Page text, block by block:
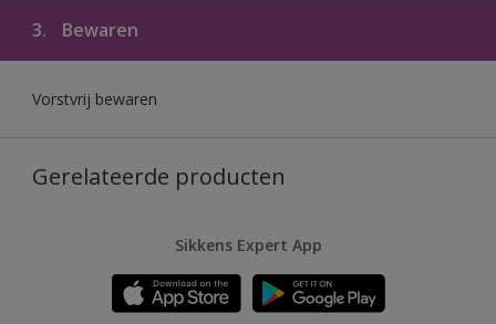
3. Bewaren
Vorstvrij bewaren
Gerelateerde producten
Sikkens Expert App